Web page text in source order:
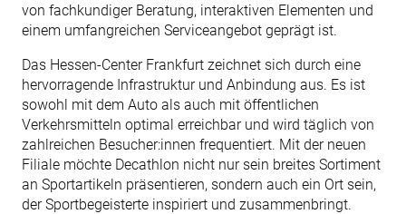
von fachkundiger Beratung, interaktiven Elementen und
einem umfangreichen Serviceangebot geprägt ist.
Das Hessen-Center Frankfurt zeichnet sich durch eine
hervorragende Infrastruktur und Anbindung aus. Es ist
sowohl mit dem Auto als auch mit öffentlichen
Verkehrsmitteln optimal erreichbar und wird täglich von
zahlreichen Besucher:innen frequentiert. Mit der neuen
Filiale möchte Decathlon nicht nur sein breites Sortiment
an Sportartikeln präsentieren, sondern auch ein Ort sein,
der Sportbegeisterte inspiriert und zusammenbringt.